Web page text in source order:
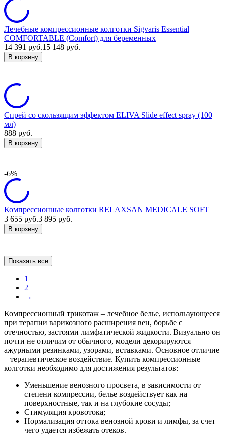
Лечебные компрессионные колготки Sigvaris Essential
COMFORTABLE (Comfort) для беременных
14 391 руб.15 148 руб.
В корзину
Спрей со скользящим эффектом ELIVA Slide effect spray (100
мл)
888 руб.
В корзину
-6%
Компрессионные колготки RELAXSAN MEDICALE SOFT
3 655 руб.3 895 руб.
В корзину
Показать все
1
2
→
Компрессионный трикотаж – лечебное белье, использующееся
при терапии варикозного расширения вен, борьбе с
отечностью, застоями лимфатической жидкости. Визуально он
почти не отличим от обычного, модели декорируются
ажурными резинками, узорами, вставками. Основное отличие
– терапевтическое воздействие. Купить компрессионные
колготки необходимо для достижения результатов:
Уменьшение венозного просвета, в зависимости от
степени компрессии, белье воздействует как на
поверхностные, так и на глубокие сосуды;
Стимуляция кровотока;
Нормализация оттока венозной крови и лимфы, за счет
чего удается избежать отеков.